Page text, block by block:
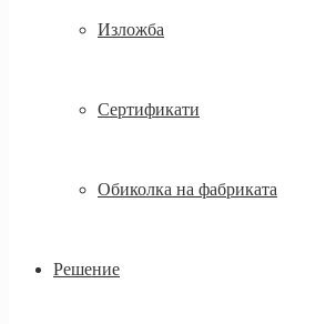
Изложба
Сертификати
Обиколка на фабриката
Решение